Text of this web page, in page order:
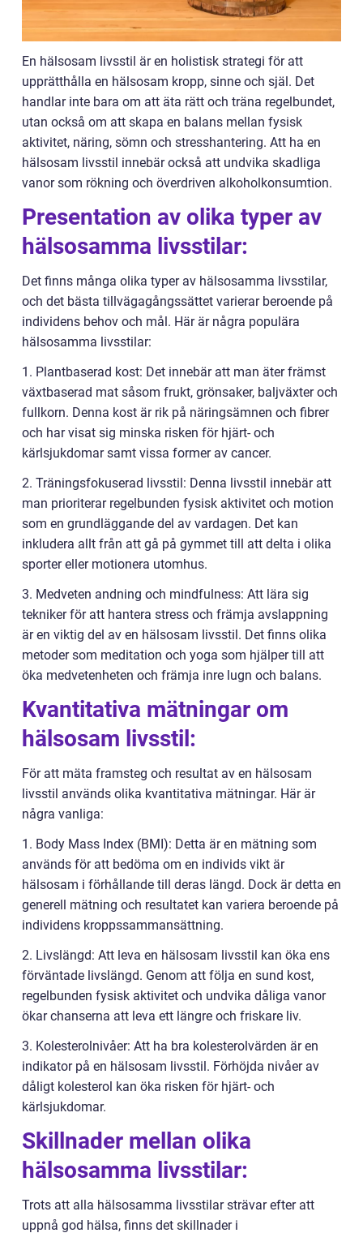
En hälsosam livsstil är en holistisk strategi för att
upprätthålla en hälsosam kropp, sinne och själ. Det
handlar inte bara om att äta rätt och träna regelbundet,
utan också om att skapa en balans mellan fysisk
aktivitet, näring, sömn och stresshantering. Att ha en
hälsosam livsstil innebär också att undvika skadliga
vanor som rökning och överdriven alkoholkonsumtion.
Presentation av olika typer av
hälsosamma livsstilar:
Det finns många olika typer av hälsosamma livsstilar,
och det bästa tillvägagångssättet varierar beroende på
individens behov och mål. Här är några populära
hälsosamma livsstilar:
1. Plantbaserad kost: Det innebär att man äter främst
växtbaserad mat såsom frukt, grönsaker, baljväxter och
fullkorn. Denna kost är rik på näringsämnen och fibrer
och har visat sig minska risken för hjärt- och
kärlsjukdomar samt vissa former av cancer.
2. Träningsfokuserad livsstil: Denna livsstil innebär att
man prioriterar regelbunden fysisk aktivitet och motion
som en grundläggande del av vardagen. Det kan
inkludera allt från att gå på gymmet till att delta i olika
sporter eller motionera utomhus.
3. Medveten andning och mindfulness: Att lära sig
tekniker för att hantera stress och främja avslappning
är en viktig del av en hälsosam livsstil. Det finns olika
metoder som meditation och yoga som hjälper till att
öka medvetenheten och främja inre lugn och balans.
Kvantitativa mätningar om
hälsosam livsstil:
För att mäta framsteg och resultat av en hälsosam
livsstil används olika kvantitativa mätningar. Här är
några vanliga:
1. Body Mass Index (BMI): Detta är en mätning som
används för att bedöma om en individs vikt är
hälsosam i förhållande till deras längd. Dock är detta en
generell mätning och resultatet kan variera beroende på
individens kroppssammansättning.
2. Livslängd: Att leva en hälsosam livsstil kan öka ens
förväntade livslängd. Genom att följa en sund kost,
regelbunden fysisk aktivitet och undvika dåliga vanor
ökar chanserna att leva ett längre och friskare liv.
3. Kolesterolnivåer: Att ha bra kolesterolvärden är en
indikator på en hälsosam livsstil. Förhöjda nivåer av
dåligt kolesterol kan öka risken för hjärt- och
kärlsjukdomar.
Skillnader mellan olika
hälsosamma livsstilar:
Trots att alla hälsosamma livsstilar strävar efter att
uppnå god hälsa, finns det skillnader i